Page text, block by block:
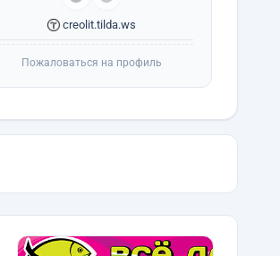
creolit.tilda.ws
Пожаловаться на профиль